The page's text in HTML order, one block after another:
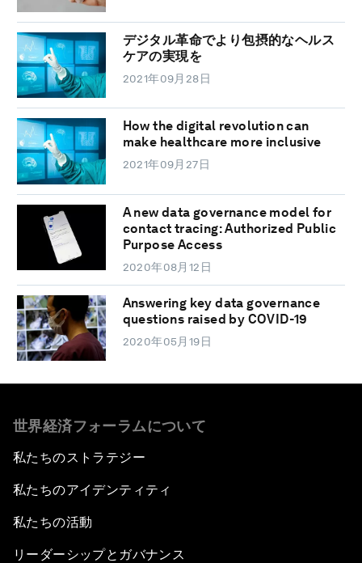
デジタル革命でより包摂的なヘルス
ケアの実現を
2021年09月28日
How the digital revolution can
make healthcare more inclusive
2021年09月27日
A new data governance model for
contact tracing: Authorized Public
Purpose Access
2020年08月12日
Answering key data governance
questions raised by COVID-19
2020年05月19日
世界経済フォーラムについて
私たちのストラテジー
私たちのアイデンティティ
私たちの活動
リーダーシップとガバナンス